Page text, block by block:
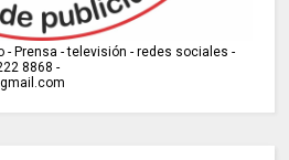
- Prensa - televisión - redes sociales -
8868 -